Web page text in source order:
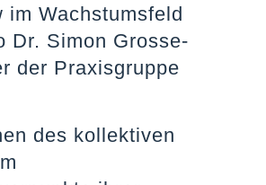
im Wachstumsfeld
Dr. Simon Grosse-
der Praxisgruppe
des kollektiven